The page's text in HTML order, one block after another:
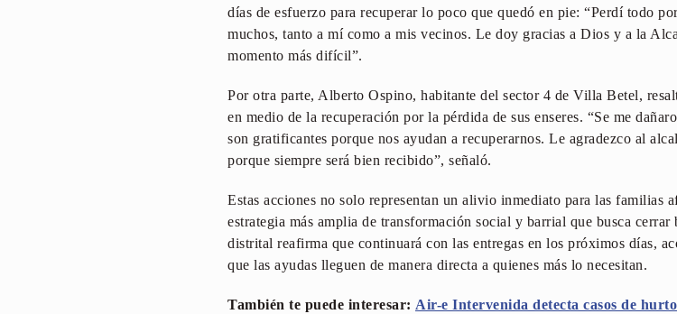
días de esfuerzo para recuperar lo poco que quedó en pie: “Perdí todo
muchos, tanto a mí como a mis vecinos. Le doy gracias a Dios y a la
momento más difícil”.
Por otra parte, Alberto Ospino, habitante del sector 4 de Villa Betel,
en medio de la recuperación por la pérdida de sus enseres. “Se me
son gratificantes porque nos ayudan a recuperarnos. Le agradezco al
porque siempre será bien recibido”, señaló.
Estas acciones no solo representan un alivio inmediato para las familias
estrategia más amplia de transformación social y barrial que busca
distrital reafirma que continuará con las entregas en los próximos días,
que las ayudas lleguen de manera directa a quienes más lo necesitan.
También te puede interesar: Air-e Intervenida detecta casos de